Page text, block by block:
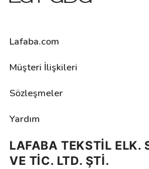
Lafaba.com
Müşteri İlişkileri
Sözleşmeler
Yardım
LAFABA TEKSTİL ELK.
VE TİC. LTD. ŞTİ.